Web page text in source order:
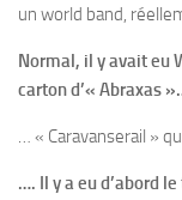
un world band,
Normal, il y avait eu
carton d’« Abraxas
… « Caravanserail »
…. Il y a eu d’abord